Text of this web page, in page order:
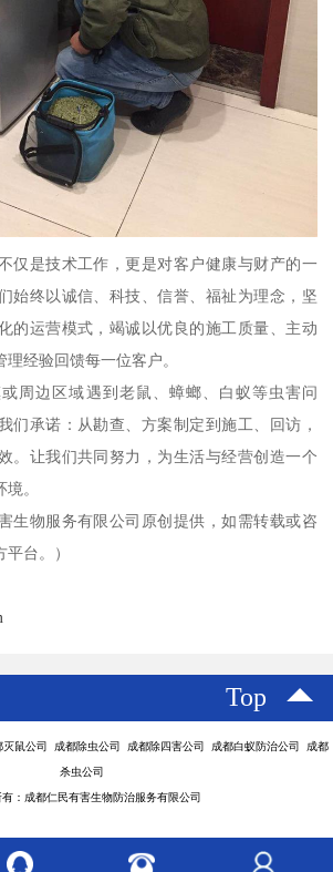
仅是技术工作，更是对客户健康与财产的一
始终以诚信、科技、信誉、福祉为理念，坚
的运营模式，竭诚以优良的施工质量、主动
经验回馈每一位客户。
周边区域遇到老鼠、蟑螂、白蚁等虫害问
们承诺：从勘查、方案制定到施工、回访，
。让我们共同努力，为生活与经营创造一个
。
生物服务有限公司原创提供，如需转载或咨
台。）
Top
灭鼠公司 成都除虫公司 成都除四害公司 成都白蚁防治公司 成都
杀虫公司
有：成都仁民有害生物防治服务有限公司